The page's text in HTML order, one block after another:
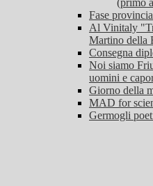
(primo
Fase
Al Vinitaly
Martino della
Consegna
Noi siamo
uomini e
Giorno della
MAD for
Germogli